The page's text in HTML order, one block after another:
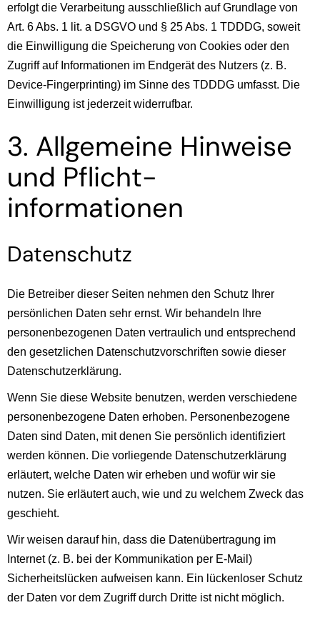
erfolgt die Verarbeitung ausschließlich auf Grundlage von
Art. 6 Abs. 1 lit. a DSGVO und § 25 Abs. 1 TDDDG, soweit
die Einwilligung die Speicherung von Cookies oder den
Zugriff auf Informationen im Endgerät des Nutzers (z. B.
Device-Fingerprinting) im Sinne des TDDDG umfasst. Die
Einwilligung ist jederzeit widerrufbar.
3. Allgemeine Hinweise
und Pflicht­
informationen
Datenschutz
Die Betreiber dieser Seiten nehmen den Schutz Ihrer
persönlichen Daten sehr ernst. Wir behandeln Ihre
personenbezogenen Daten vertraulich und entsprechend
den gesetzlichen Datenschutzvorschriften sowie dieser
Datenschutzerklärung.
Wenn Sie diese Website benutzen, werden verschiedene
personenbezogene Daten erhoben. Personenbezogene
Daten sind Daten, mit denen Sie persönlich identifiziert
werden können. Die vorliegende Datenschutzerklärung
erläutert, welche Daten wir erheben und wofür wir sie
nutzen. Sie erläutert auch, wie und zu welchem Zweck das
geschieht.
Wir weisen darauf hin, dass die Datenübertragung im
Internet (z. B. bei der Kommunikation per E-Mail)
Sicherheitslücken aufweisen kann. Ein lückenloser Schutz
der Daten vor dem Zugriff durch Dritte ist nicht möglich.